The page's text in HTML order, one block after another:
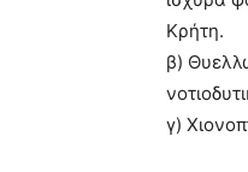
Κρήτη.
β)
γ)